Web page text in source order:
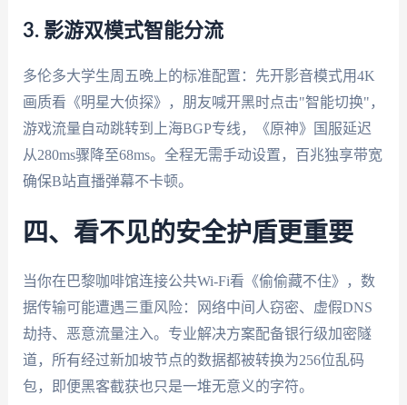
3. 影游双模式智能分流
多伦多大学生周五晚上的标准配置：先开影音模式用4K
画质看《明星大侦探》，朋友喊开黑时点击"智能切换"，
游戏流量自动跳转到上海BGP专线，《原神》国服延迟
从280ms骤降至68ms。全程无需手动设置，百兆独享带宽
确保B站直播弹幕不卡顿。
四、看不见的安全护盾更重要
当你在巴黎咖啡馆连接公共Wi-Fi看《偷偷藏不住》，数
据传输可能遭遇三重风险：网络中间人窃密、虚假DNS
劫持、恶意流量注入。专业解决方案配备银行级加密隧
道，所有经过新加坡节点的数据都被转换为256位乱码
包，即便黑客截获也只是一堆无意义的字符。